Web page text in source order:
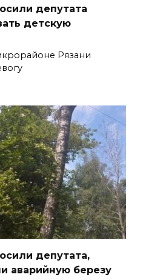
депутата
детскую
Рязани
депутата,
аварийную березу